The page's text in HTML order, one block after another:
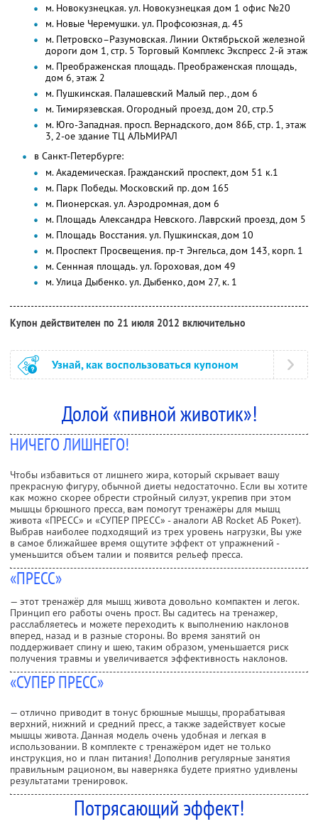
м. Новокузнецкая. ул. Новокузнецкая дом 1 офис №20
м. Новые Черемушки. ул. Профсоюзная, д. 45
м. Петровско–Разумовская. Линии Октябрьской железной
дороги дом 1, стр. 5 Торговый Комплекс Экспресс 2-й этаж
м. Преображенская площадь. Преображенская площадь,
дом 6, этаж 2
м. Пушкинская. Палашевский Малый пер., дом 6
м. Тимирязевская. Огородный проезд, дом 20, стр.5
м. Юго-Западная. просп. Вернадского, дом 86Б, стр. 1, этаж
3, 2-ое здание ТЦ АЛЬМИРАЛ
в Санкт-Петербурге:
м. Академическая. Гражданский проспект, дом 51 к.1
м. Парк Победы. Московский пр. дом 165
м. Пионерская. ул. Аэродромная, дом 6
м. Площадь Александра Невского. Лаврский проезд, дом 5
м. Площадь Восстания. ул. Пушкинская, дом 10
м. Проспект Просвещения. пр-т Энгельса, дом 143, корп. 1
м. Сеннная площадь. ул. Гороховая, дом 49
м. Улица Дыбенко. ул. Дыбенко, дом 27, к. 1
Купон действителен по 21 июля 2012 включительно
Узнай, как воспользоваться купоном
Долой «пивной животик»!
НИЧЕГО ЛИШНЕГО!
Чтобы избавиться от лишнего жира, который скрывает вашу
прекрасную фигуру, обычной диеты недостаточно. Если вы хотите
как можно скорее обрести стройный силуэт, укрепив при этом
мышцы брюшного пресса, вам помогут тренажёры для мышц
живота «ПРЕСС» и «СУПЕР ПРЕСС» - аналоги AB Rocket АБ Рокет).
Выбрав наиболее подходящий из трех уровень нагрузки, Вы уже
в самое ближайшее время ощутите эффект от упражнений -
уменьшится объем талии и появится рельеф пресса.
«ПРЕСС»
— этот тренажёр для мышц живота довольно компактен и легок.
Принцип его работы очень прост. Вы садитесь на тренажер,
расслабляетесь и можете переходить к выполнению наклонов
вперед, назад и в разные стороны. Во время занятий он
поддерживает спину и шею, таким образом, уменьшается риск
получения травмы и увеличивается эффективность наклонов.
«СУПЕР ПРЕСС»
— отлично приводит в тонус брюшные мышцы, прорабатывая
верхний, нижний и средний пресс, а также задействует косые
мышцы живота. Данная модель очень удобная и легкая в
использовании. В комплекте с тренажёром идет не только
инструкция, но и план питания! Дополнив регулярные занятия
правильным рационом, вы наверняка будете приятно удивлены
результатами тренировок.
Потрясающий эффект!